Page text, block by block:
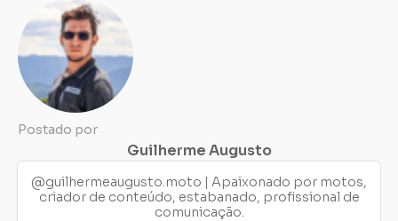
Postado por
Guilherme Augusto
@guilhermeaugusto.moto | Apaixonado por motos,
criador de conteúdo, estabanado, profissional de
comunicação.